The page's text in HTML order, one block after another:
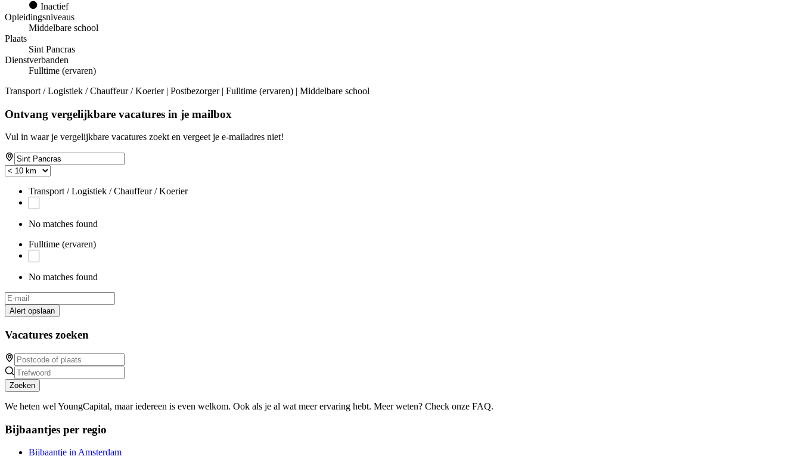
Inactief
Opleidingsniveaus
Middelbare school
Plaats
Sint Pancras
Dienstverbanden
Fulltime (ervaren)
Transport / Logistiek / Chauffeur / Koerier | Postbezorger | Fulltime (ervaren) | Middelbare school
Ontvang vergelijkbare vacatures in je mailbox
Vul in waar je vergelijkbare vacatures zoekt en vergeet je e-mailadres niet!
Transport / Logistiek / Chauffeur / Koerier
No matches found
Fulltime (ervaren)
No matches found
Alert opslaan
Vacatures zoeken
Zoeken
We heten wel YoungCapital, maar iedereen is even welkom. Ook als je al wat meer ervaring hebt. Meer weten? Check onze FAQ.
Bijbaantjes per regio
Bijbaantje in Amsterdam